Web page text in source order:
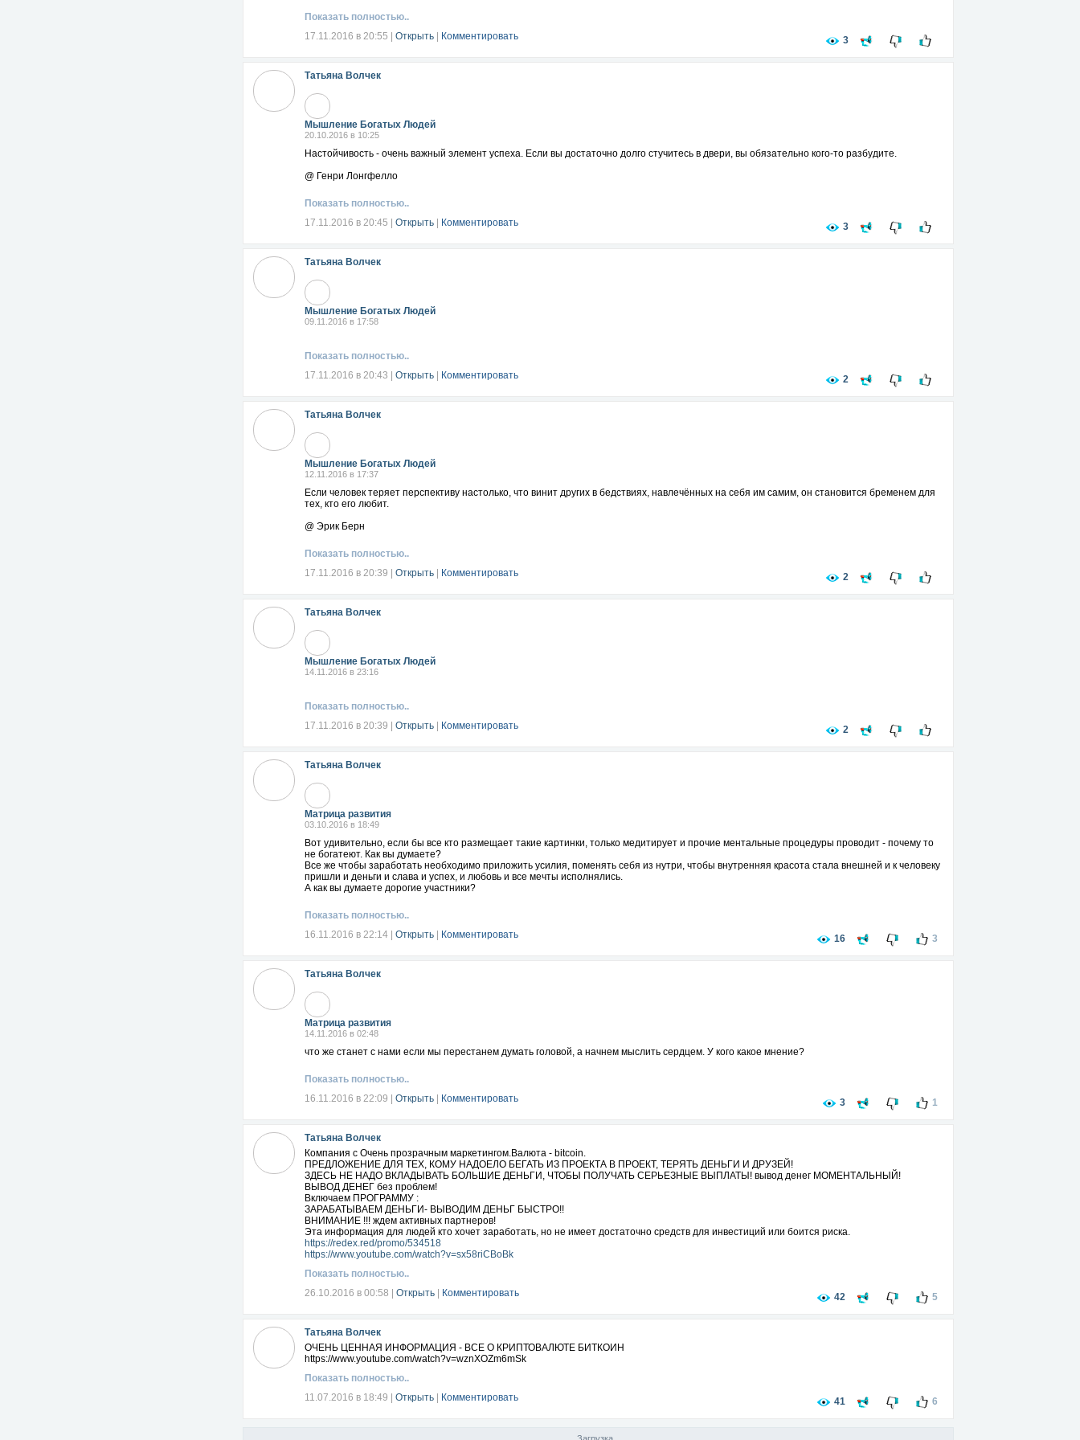
Показать полностью..
17.11.2016 в 20:55
Открыть Комментировать 3
Татьяна Волчек
Мышление Богатых Людей
20.10.2016 в 10:25
Настойчивость - очень важный элемент успеха. Если вы достаточно долго стучитесь в двери, вы обязательно кого-то разбудите.
@ Генри Лонгфелло
Показать полностью..
17.11.2016 в 20:45
Открыть Комментировать 3
Татьяна Волчек
Мышление Богатых Людей
09.11.2016 в 17:58
Показать полностью..
17.11.2016 в 20:43
Открыть Комментировать 2
Татьяна Волчек
Мышление Богатых Людей
12.11.2016 в 17:37
Если человек теряет перспективу настолько, что винит других в бедствиях, навлечённых на себя им самим, он становится бременем для
тех, кто его любит.
@ Эрик Берн
Показать полностью..
17.11.2016 в 20:39
Открыть Комментировать 2
Татьяна Волчек
Мышление Богатых Людей
14.11.2016 в 23:16
Показать полностью..
17.11.2016 в 20:39
Открыть Комментировать 2
Татьяна Волчек
Матрица развития
03.10.2016 в 18:49
Вот удивительно, если бы все кто размещает такие картинки, только медитирует и прочие ментальные процедуры проводит - почему то
не богатеют. Как вы думаете?
Все же чтобы заработать необходимо приложить усилия, поменять себя из нутри, чтобы внутренняя красота стала внешней и к человеку
пришли и деньги и слава и успех, и любовь и все мечты исполнялись.
А как вы думаете дорогие участники?
Показать полностью..
16.11.2016 в 22:14
Открыть Комментировать 16 3
Татьяна Волчек
Матрица развития
14.11.2016 в 02:48
что же станет с нами если мы перестанем думать головой, а начнем мыслить сердцем. У кого какое мнение?
Показать полностью..
16.11.2016 в 22:09
Открыть Комментировать 3 1
Татьяна Волчек
Компания с Очень прозрачным маркетингом.Валюта - bitcoin.
ПРЕДЛОЖЕНИЕ ДЛЯ ТЕХ, КОМУ НАДОЕЛО БЕГАТЬ ИЗ ПРОЕКТА В ПРОЕКТ, ТЕРЯТЬ ДЕНЬГИ И ДРУЗЕЙ!
ЗДЕСЬ НЕ НАДО ВКЛАДЫВАТЬ БОЛЬШИЕ ДЕНЬГИ, ЧТОБЫ ПОЛУЧАТЬ СЕРЬЕЗНЫЕ ВЫПЛАТЫ! вывод денег МОМЕНТАЛЬНЫЙ!
ВЫВОД ДЕНЕГ без проблем!
Включаем ПРОГРАММУ :
ЗАРАБАТЫВАЕМ ДЕНЬГИ- ВЫВОДИМ ДЕНЬГ БЫСТРО!!
ВНИМАНИЕ !!! ждем активных партнеров!
Эта информация для людей кто хочет заработать, но не имеет достаточно средств для инвестиций или боится риска.
https://redex.red/promo/534518
https://www.youtube.com/watch?v=sx58riCBoBk
Показать полностью..
26.10.2016 в 00:58
Открыть Комментировать 42 5
Татьяна Волчек
ОЧЕНЬ ЦЕННАЯ ИНФОРМАЦИЯ - ВСЕ О КРИПТОВАЛЮТЕ БИТКОИН
https://www.youtube.com/watch?v=wznXOZm6mSk
Показать полностью..
11.07.2016 в 18:49
Открыть Комментировать 41 6